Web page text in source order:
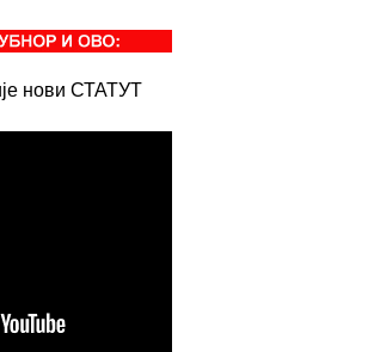
октобра српска војска заузима Скопље,
нови СТАТУТ